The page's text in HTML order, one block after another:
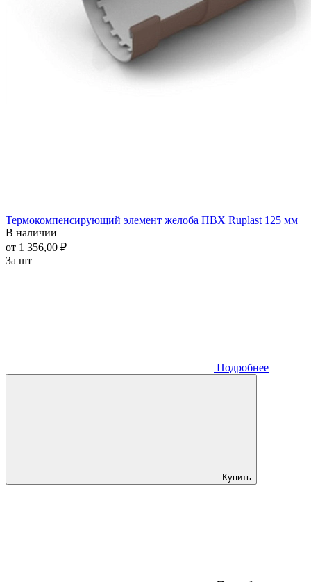
Термокомпенсирующий элемент желоба ПВХ Ruplast 125 мм
В наличии
от 1 356,00 ₽
За шт
Подробнее
Купить